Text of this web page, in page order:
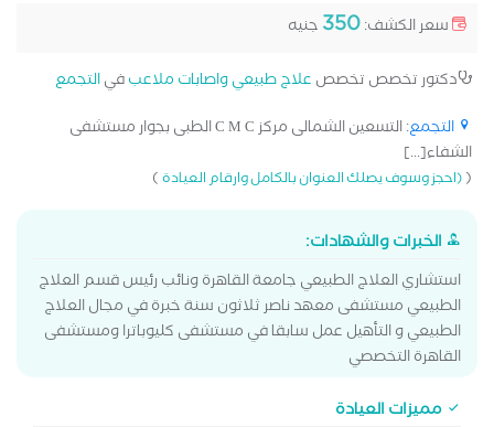
سعر الكشف:350 جنيه
دكتور تخصص تخصص علاج طبيعي واصابات ملاعبفيالتجمع
التجمع
: التسعين الشمالى مركز C M C الطبى بجوار مستشفى
الشفاء[...]
((احجز وسوف يصلك العنوان بالكامل وارقام العيادة)
الخبرات والشهادات:
استشاري العلاج الطبيعي جامعة القاهرة ونائب رئيس قسم العلاج
الطبيعي مستشفى معهد ناصر ثلاثون سنة خبرة في مجال العلاج
الطبيعي و التأهيل عمل سابقا في مستشفى كليوباترا ومستشفى
القاهرة التخصصي
مميزات العيادة